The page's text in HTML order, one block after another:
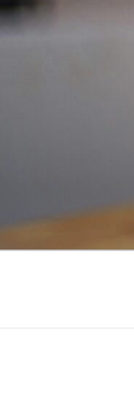
Skip
to